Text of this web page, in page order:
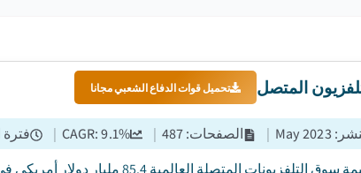
المتصل تحميل قوات الدفاع الشعبي مجانا
:
May 2023
| الصفحات:
487
|
CAGR:9.1%
| فترة